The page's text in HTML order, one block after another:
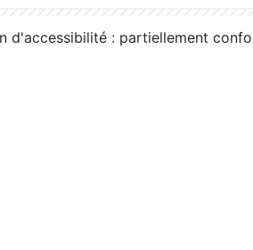
d'accessibilité : partiellement